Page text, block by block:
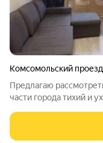
Комсомольский проезд
Предлагаю
части города тихий и ухоженный спальный район. Кирпичный
комфортно для жизни.
магазины в шаговой